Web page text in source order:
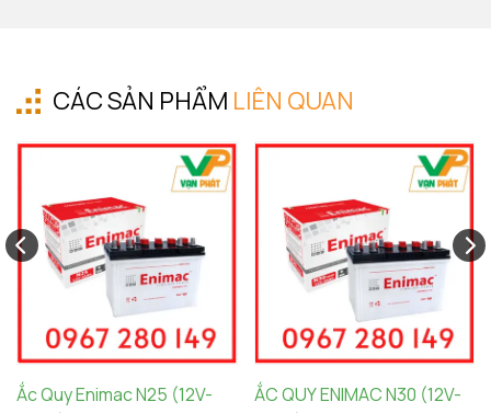
CÁC SẢN PHẨM LIÊN QUAN
Ắc Quy Enimac N25 (12V-
ẮC QUY ENIMAC N30 (12V-